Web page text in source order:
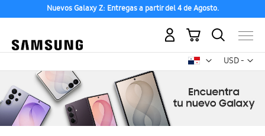
Nuevos Galaxy Z: Entregas a partir del 4 de Agosto.
USD -
dólar
Mi carrito